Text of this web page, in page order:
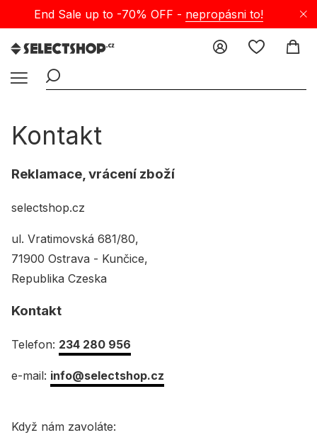
End Sale up to -70% OFF - nepropásni to!
Kontakt
Reklamace, vrácení zboží
selectshop.cz
ul. Vratimovská 681/80,
71900 Ostrava - Kunčice,
Republika Czeska
Kontakt
Telefon: 234 280 956
e-mail: info@selectshop.cz
Když nám zavoláte: